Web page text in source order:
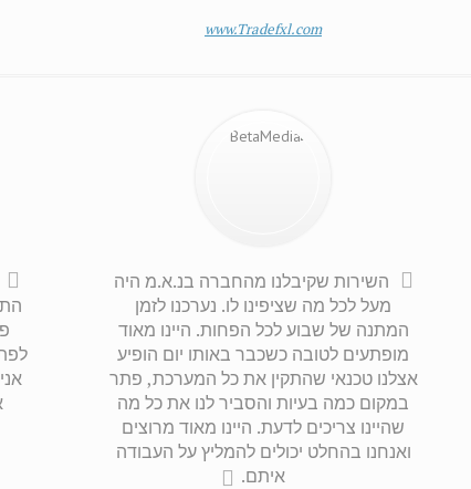
www.Tradefxl.com
השירות שקיבלנו מהחברה בנ.א.מ היה
מעל לכל מה שציפינו לו. נערכנו לזמן
המתנה של שבוע לכל הפחות. היינו מאוד
מופתעים לטובה כשכבר באותו יום הופיע
אצלנו טכנאי שהתקין את כל המערכת, פתר
במקום כמה בעיות והסביר לנו את כל מה
שהיינו צריכים לדעת. היינו מאוד מרוצים
ואנחנו בהחלט יכולים להמליץ על העבודה
איתם.